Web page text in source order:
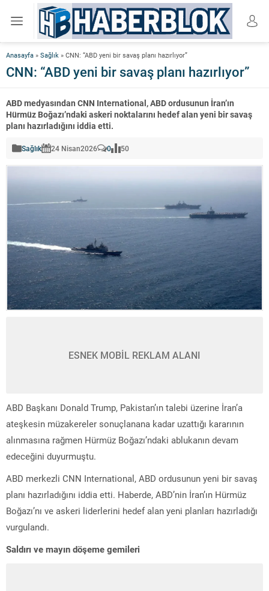
Anasayfa » Sağlık » CNN: “ABD yeni bir savaş planı hazırlıyor”
CNN: “ABD yeni bir savaş planı hazırlıyor”
ABD medyasından CNN International, ABD ordusunun İran’ın
Hürmüz Boğazı’ndaki askeri noktalarını hedef alan yeni bir savaş
planı hazırladığını iddia etti.
Sağlık 24 Nisan2026 0 50
ESNEK MOBİL REKLAM ALANI
ABD Başkanı Donald Trump, Pakistan’ın talebi üzerine İran’a
ateşkesin müzakereler sonuçlanana kadar uzattığı kararının
alınmasına rağmen Hürmüz Boğazı’ndaki ablukanın devam
edeceğini duyurmuştu.
ABD merkezli CNN International, ABD ordusunun yeni bir savaş
planı hazırladığını iddia etti. Haberde, ABD’nin İran’ın Hürmüz
Boğazı’nı ve askeri liderlerini hedef alan yeni planları hazırladığı
vurgulandı.
Saldırı ve mayın döşeme gemileri